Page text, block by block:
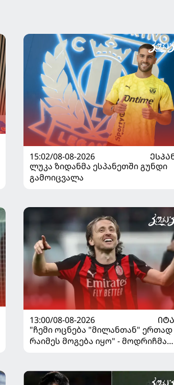
15:02/08-08-2026
ლუკა ზიდანმა ესპანეთში გუნდი
გამოიცვალა
13:00/08-08-2026
"ჩემი ოცნება "მილანთან" ერთად
რაიმეს მოგება იყო" - მოდრიჩმა